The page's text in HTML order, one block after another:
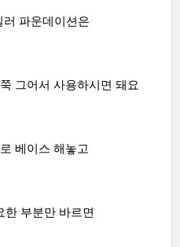
러 파운데이션은
그어서 사용하시면 돼요
베이스 해놓고
한 부분만 바르면